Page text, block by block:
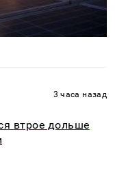
3 часа назад
втрое дольше